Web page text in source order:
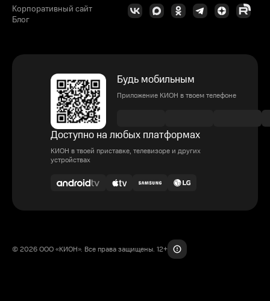
Корпоративный сайт
Блог
Будь мобильным
Приложение КИОН в твоем телефоне
Доступно на любых платформах
КИОН в твоей приставке, телевизоре и других
устройствах
© 2026 ООО «КИОН». Все права защищены. 12+